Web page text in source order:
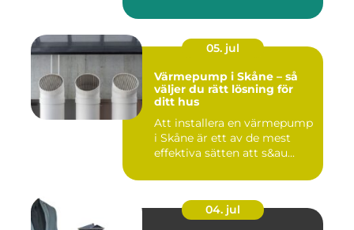
05. jul
Värmepump i Skåne – så
väljer du rätt lösning för
ditt hus
Att installera en värmepump
i Skåne är ett av de mest
effektiva sätten att s&au...
04. jul